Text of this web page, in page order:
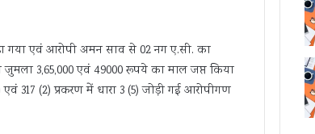
गया एवं आरोपी अमन साव से 02 नग ए.सी. का
3,65,000 एवं 49000 रूपये का माल जप्त किया
317 (2) प्रकरण में धारा 3 (5) जोड़ी गई आरोपीगण